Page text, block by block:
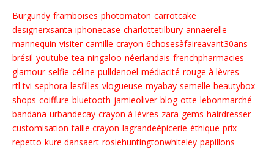
Burgundy framboises photomaton carrotcake
designerxsanta iphonecase charlottetilbury annaerelle
mannequin visiter camille crayon 6chosesàfaireavant30ans
brésil youtube tea ningaloo néerlandais frenchpharmacies
glamour selfie céline pulldenoël médiacité rouge à lèvres
rtl tvi sephora lesfilles vlogueuse myabay semelle beautybox
shops coiffure bluetooth jamieoliver blog otte lebonmarché
bandana urbandecay crayon à lèvres zara gems hairdresser
customisation taille crayon lagrandeépicerie éthique prix
repetto kure dansaert rosiehuntingtonwhiteley papillons